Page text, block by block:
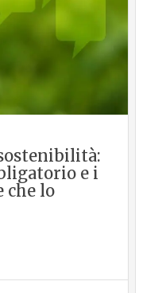
e i
che lo